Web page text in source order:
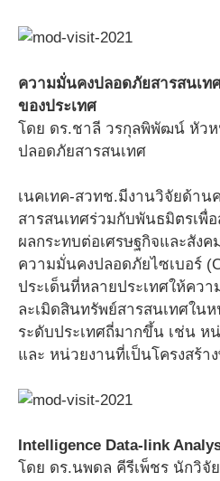
ความมั่นคงปลอดภัยสารสนเ
ของประเทศ
โดย ดร.ชาลี วรกุลพิพัฒน์ หัว
ปลอดภัยสารสนเทศ
เนคเทค-สวทช.มีงานวิจัยด้าน
สารสนเทศร่วมกับพันธมิตรเพื่
ผลกระทบต่อเศรษฐกิจและสัง
ความมั่นคงปลอดภัยไซเบอร์
ประเด็นที่หลายประเทศให้คว
ละเมิดสินทรัพย์สารสนเทศใน
ระดับประเทศถี่มากขึ้น เช่น ห
และ หน่วยงานที่เป็นโครงสร้า
Intelligence Data-link
โดย ดร.นพดล คีรีเพ็ชร นักวิจั